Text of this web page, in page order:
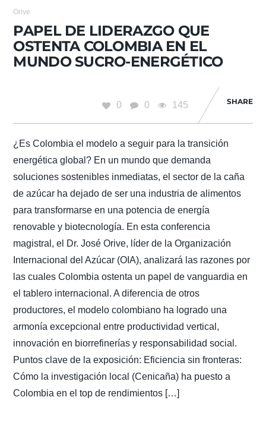
Orive
PAPEL DE LIDERAZGO QUE
OSTENTA COLOMBIA EN EL
MUNDO SUCRO-ENERGÉTICO
0 0 145 SHARE
¿Es Colombia el modelo a seguir para la transición
energética global? En un mundo que demanda
soluciones sostenibles inmediatas, el sector de la caña
de azúcar ha dejado de ser una industria de alimentos
para transformarse en una potencia de energía
renovable y biotecnología. En esta conferencia
magistral, el Dr. José Orive, líder de la Organización
Internacional del Azúcar (OIA), analizará las razones por
las cuales Colombia ostenta un papel de vanguardia en
el tablero internacional. A diferencia de otros
productores, el modelo colombiano ha logrado una
armonía excepcional entre productividad vertical,
innovación en biorrefinerías y responsabilidad social.
Puntos clave de la exposición: Eficiencia sin fronteras:
Cómo la investigación local (Cenicaña) ha puesto a
Colombia en el top de rendimientos […]